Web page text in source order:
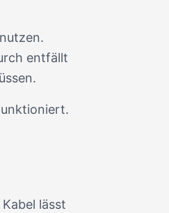
entfällt
lässt